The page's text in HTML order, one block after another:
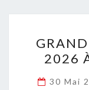
GRAND
2026
30 Mai